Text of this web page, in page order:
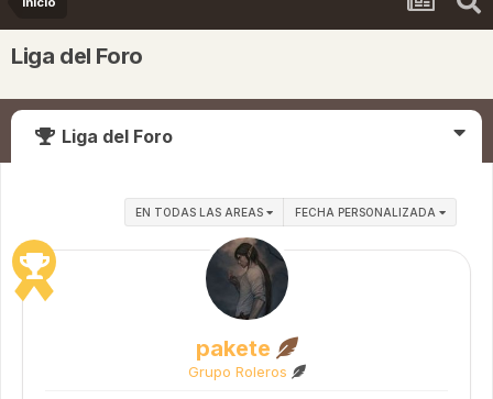
Liga del Foro
Liga del Foro
EN TODAS LAS AREAS FECHA PERSONALIZADA
pakete
Grupo Roleros